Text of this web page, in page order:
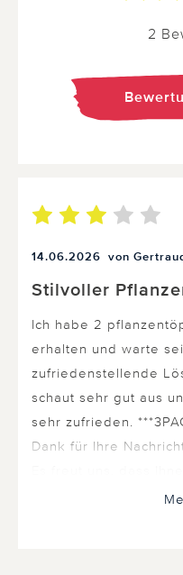
2
14.06.2026 von
Stilvoller
Ich habe 2
erhalten und warte
zufriedenstellende
schaut sehr gut aus
sehr zufrieden.
Dank für Ihre
Sie mit der Qualität
einen Pflanztopf